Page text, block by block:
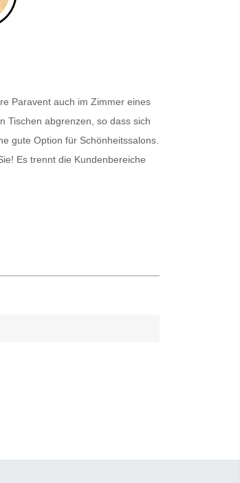
Paravent auch im Zimmer eines
Tischen abgrenzen, so dass sich
gute Option für Schönheitssalons.
Es trennt die Kundenbereiche